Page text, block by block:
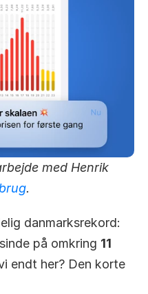
med Henrik
.
danmarksrekord:
på omkring 11
endt her? Den korte